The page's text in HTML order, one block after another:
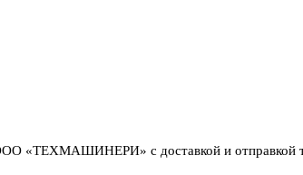
«ТЕХМАШИНЕРИ» с доставкой и отправкой